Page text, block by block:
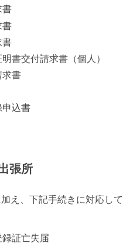
書
書
書
書交付請求書（個人）
求書
申込書
張所
え、下記手続きに対応して
証亡失届